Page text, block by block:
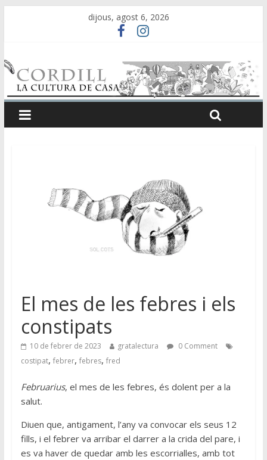
dijous, agost 6, 2026
El mes de les febres i els
constipats
10 de febrer de 2023 gratalectura
0 Comment
costipat, febrer, febres, fred
Februarius, el mes de les febres, és dolent per a la
salut.
Diuen que, antigament, l’any va convocar els seus 12
fills, i el febrer va arribar el darrer a la crida del pare, i
es va haver de quedar amb les escorrialles, amb tot